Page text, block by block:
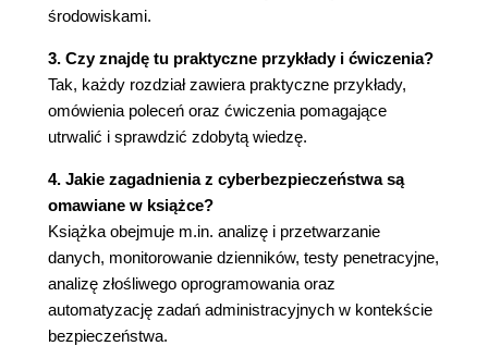
grep i egrep
Metaznaki wyrażeń regularnych
Metaznak .
Metaznak ?
Metaznak +
Grupowanie
Nawiasy kwadratowe i klasy znakowe
Kwantyfikatory
Kotwice i granice słów
środowiskami.
3. Czy znajdę tu praktyczne przykłady i ćwiczenia?
Tak, każdy rozdział zawiera praktyczne przykłady,
omówienia poleceń oraz ćwiczenia pomagające
utrwalić i sprawdzić zdobytą wiedzę.
4. Jakie zagadnienia z cyberbezpieczeństwa są
omawiane w książce?
Książka obejmuje m.in. analizę i przetwarzanie
danych, monitorowanie dzienników, testy penetracyjne,
analizę złośliwego oprogramowania oraz
automatyzację zadań administracyjnych w kontekście
bezpieczeństwa.